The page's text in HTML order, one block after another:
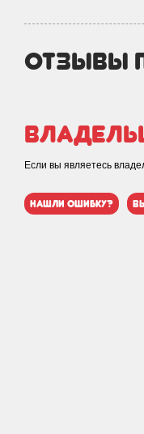
отзывы
Если вы являетесь
нашли ошибку?